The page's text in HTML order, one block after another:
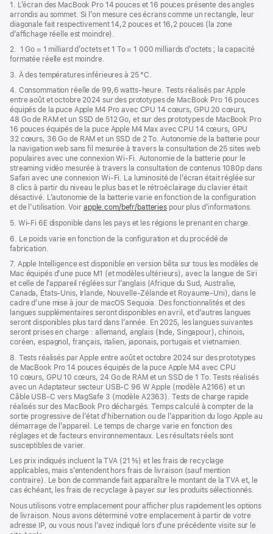
de
page
dans
une
nouvelle
1. L’écran des MacBook Pro 14 pouces et 16 pouces présente des angles
arrondis au sommet. Si l’on mesure ces écrans comme un rectangle, leur
diagonale fait respectivement 14,2 pouces et 16,2 pouces (la zone
d’affichage réelle est moindre).
2. 1 Go = 1 milliard d’octets et 1 To = 1 000 milliards d’octets ; la capacité
formatée réelle est moindre.
3. À des températures inférieures à 25 °C.
4. Consommation réelle de 99,6 watts‑heure. Tests réalisés par Apple
entre août et octobre 2024 sur des prototypes de MacBook Pro 16 pouces
équipés de la puce Apple M4 Pro avec CPU 14 cœurs, GPU 20 cœurs,
48 Go de RAM et un SSD de 512 Go, et sur des prototypes de MacBook Pro
16 pouces équipés de la puce Apple M4 Max avec CPU 14 cœurs, GPU
32 cœurs, 36 Go de RAM et un SSD de 2 To. Autonomie de la batterie pour
la navigation web sans fil mesurée à travers la consultation de 25 sites web
populaires avec une connexion Wi-Fi. Autonomie de la batterie pour le
streaming vidéo mesurée à travers la consultation de contenus 1080p dans
Safari avec une connexion Wi-Fi. La luminosité de l’écran était réglée sur
8 clics à partir du niveau le plus bas et le rétroéclairage du clavier était
désactivé. L’autonomie de la batterie varie en fonction de la configuration
et de l’utilisation. Voir apple.com/befr/batteries pour plus d’informations.
5. Wi-Fi 6E disponible dans les pays et les régions le prenant en charge.
6. Le poids varie en fonction de la configuration et du procédé de
fabrication.
7. Apple Intelligence est disponible en version bêta sur tous les modèles de
Mac équipés d’une puce M1 (et modèles ultérieurs), avec la langue de Siri
et celle de l’appareil réglées sur l’anglais (Afrique du Sud, Australie,
Canada, États-Unis, Irlande, Nouvelle-Zélande et Royaume-Uni), dans le
cadre d’une mise à jour de macOS Sequoia. Des fonctionnalités et des
langues supplémentaires seront disponibles en avril, et d’autres langues
seront disponibles plus tard dans l’année. En 2025, les langues suivantes
seront prises en charge : allemand, anglais (Inde, Singapour), chinois,
coréen, espagnol, français, italien, japonais, portugais et vietnamien.
8. Tests réalisés par Apple entre août et octobre 2024 sur des prototypes
de MacBook Pro 14 pouces équipés de la puce Apple M4 avec CPU
10 cœurs, GPU 10 cœurs, 24 Go de RAM et un SSD de 1 To. Tests réalisés
avec un Adaptateur secteur USB-C 96 W Apple (modèle A2166) et un
Câble USB-C vers MagSafe 3 (modèle A2363). Tests de charge rapide
réalisés sur des MacBook Pro déchargés. Temps calculé à compter de la
sortie progressive de l’état d’hibernation ou de l’apparition du logo Apple au
démarrage de l’appareil. Le temps de charge varie en fonction des
réglages et de facteurs environnementaux. Les résultats réels sont
susceptibles de varier.
Les prix indiqués incluent la TVA (21 %) et les frais de recyclage
applicables, mais s’entendent hors frais de livraison (sauf mention
contraire). Le bon de commande fait apparaître le montant de la TVA et, le
cas échéant, les frais de recyclage à payer sur les produits sélectionnés.
Nous utilisons votre emplacement pour afficher plus rapidement les options
de livraison. Nous avons déterminé votre emplacement à partir de votre
adresse IP, ou vous nous l’avez indiqué lors d’une précédente visite sur le